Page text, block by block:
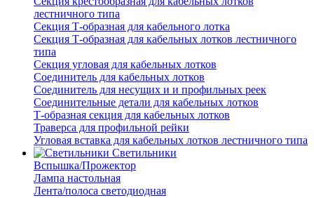
лестничного типа
Секция Т-образная для кабельного лотка
Секция Т-образная для кабельных лотков лестничного
типа
Секция угловая для кабельных лотков
Соединитель для кабельных лотков
Соединитель для несущих и и профильных реек
Соединительные детали для кабельных лотков
Т-образная секция для кабельных лотков
Траверса для профильной рейки
Угловая вставка для кабельных лотков лестничного типа
Светильники
Вспышка/Прожектор
Лампа настольная
Лента/полоса светодиодная